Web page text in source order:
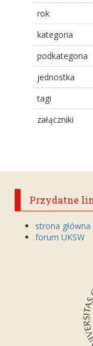
rok
kategoria
podkategoria
jednostka
tagi
załączniki
Przydatne
strona główna
forum UKSW